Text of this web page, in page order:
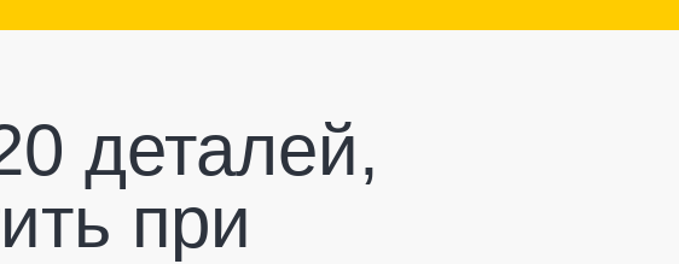
деталей,
при